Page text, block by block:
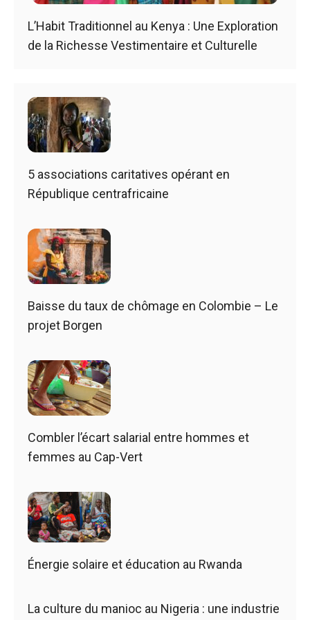
L’Habit Traditionnel au Kenya : Une Exploration
de la Richesse Vestimentaire et Culturelle
5 associations caritatives opérant en
République centrafricaine
Baisse du taux de chômage en Colombie – Le
projet Borgen
Combler l’écart salarial entre hommes et
femmes au Cap-Vert
Énergie solaire et éducation au Rwanda
La culture du manioc au Nigeria : une industrie